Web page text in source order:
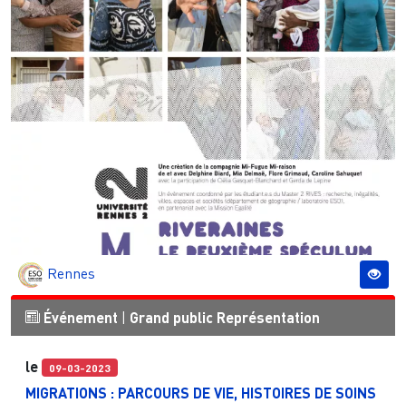
Rennes
Événement | Grand public Représentation
le 09-03-2023
MIGRATIONS : PARCOURS DE VIE, HISTOIRES DE SOINS